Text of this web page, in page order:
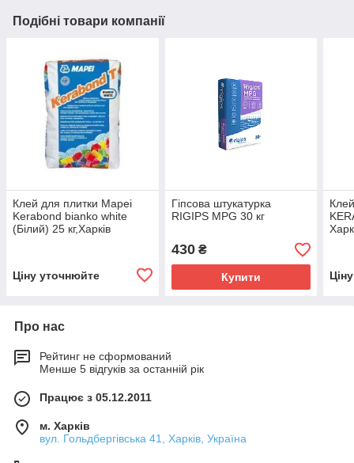
Подібні товари компанії
Клей для плитки Mapei
Kerabond bianko white
(Білий) 25 кг,Харків
Ціну уточнюйте
Гіпсова штукатурка
RIGIPS MPG 30 кг
430₴
Купити
Про нас
Рейтинг не сформований
Менше 5 відгуків за останній рік
Працює з 05.12.2011
м. Харків
вул. Гольдбергівська 41, Харків, Україна